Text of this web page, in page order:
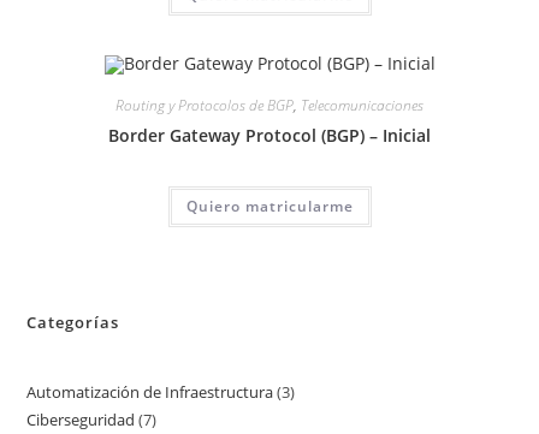
Routing y Protocolos de BGP, Telecomunicaciones
Border Gateway Protocol (BGP) – Inicial
Quiero matricularme
Categorías
Automatización de Infraestructura 33
Ciberseguridad 77